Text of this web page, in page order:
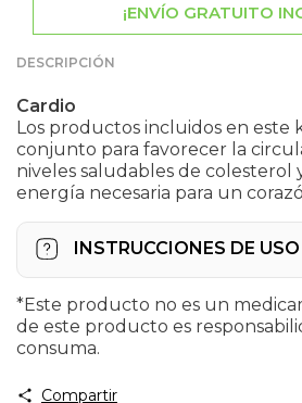
¡ENVÍO GRATUITO
DESCRIPCIÓN
Cardio
Los productos incluidos en este
conjunto para favorecer la
niveles saludables de colesterol
energía necesaria para un
INSTRUCCIONES DE USO
alfa PXP FORTE
Mezcla una porción (5g) de
FORTE en 4 oz. o 125 ml. de
*Este producto no es un
de este producto es
consuma.
Compartir